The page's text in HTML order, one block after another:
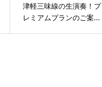
津軽三味線の生演奏！プ
レミアムプランのご案...